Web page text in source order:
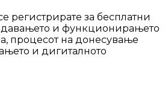
регистрирате за бесплатни
и функционирањето
процесот на донесување
и дигиталното